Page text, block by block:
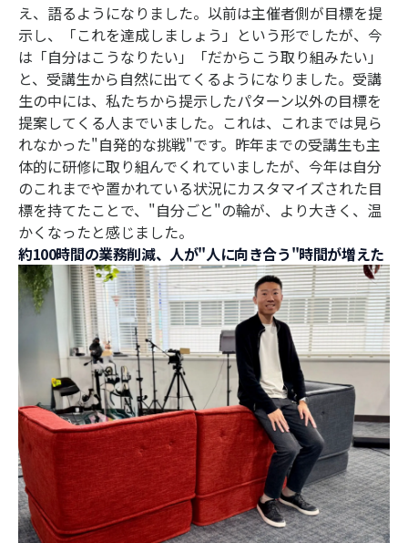
え、語るようになりました。以前は主催者側が目標を提
示し、「これを達成しましょう」という形でしたが、今
は「自分はこうなりたい」「だからこう取り組みたい」
と、受講生から自然に出てくるようになりました。受講
生の中には、私たちから提示したパターン以外の目標を
提案してくる人までいました。これは、これまでは見ら
れなかった"自発的な挑戦"です。昨年までの受講生も主
体的に研修に取り組んでくれていましたが、今年は自分
のこれまでや置かれている状況にカスタマイズされた目
標を持てたことで、"自分ごと"の輪が、より大きく、温
かくなったと感じました。
約100時間の業務削減、人が"人に向き合う"時間が増えた